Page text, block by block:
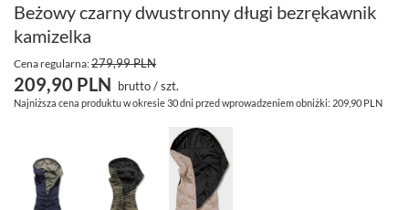
Beżowy czarny dwustronny długi bezrękawnik
kamizelka
Cena regularna:279,99 PLN
209,90 PLN brutto/szt.
Najniższa cena produktu w okresie 30 dni przed wprowadzeniem obniżki: 209,90 PLN